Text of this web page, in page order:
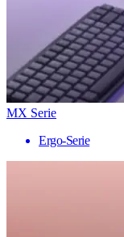
MX Serie
Ergo-Serie